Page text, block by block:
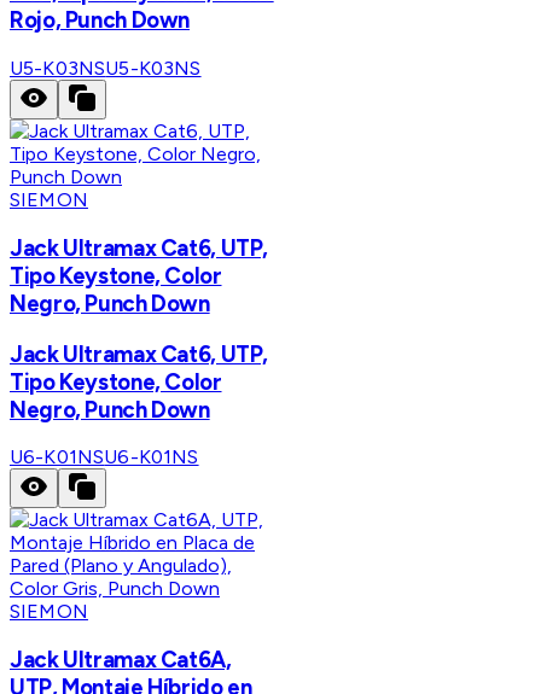
Rojo, Punch Down
U5-K03NSU5-K03NS
SIEMON
Jack Ultramax Cat6, UTP,
Tipo Keystone, Color
Negro, Punch Down
Jack Ultramax Cat6, UTP,
Tipo Keystone, Color
Negro, Punch Down
U6-K01NSU6-K01NS
SIEMON
Jack Ultramax Cat6A,
UTP, Montaje Híbrido en